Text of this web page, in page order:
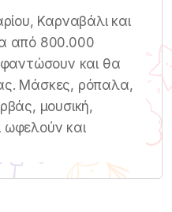
Καρναβάλι και
από 800.000
και θα
Μάσκες, ρόπαλα,
μουσική,
και